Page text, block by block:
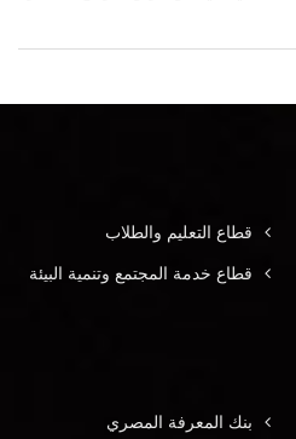
قطاع التعليم والطلاب
قطاع خدمة المجتمع وتنمية البيئة
بنك المعرفة المصري